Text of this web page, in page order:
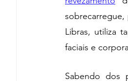
Libras, utiliza
faciais e
Sabendo dos